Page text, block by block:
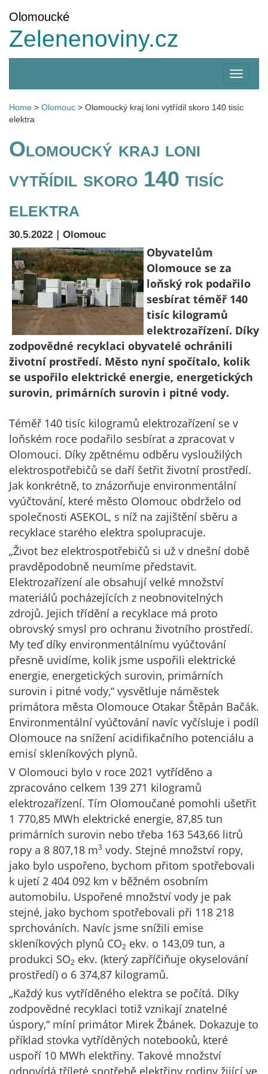
Olomoucké
Zelenenoviny.cz
menu
Home > Olomouc > Olomoucký kraj loni vytřídil skoro 140 tisíc
elektra
Olomoucký kraj loni
vytřídil skoro 140 tisíc
elektra
30.5.2022 | Olomouc
Obyvatelům
Olomouce se za
loňský rok podařilo
sesbírat téměř 140
tisíc kilogramů
elektrozařízení. Díky
zodpovědné recyklaci obyvatelé ochránili
životní prostředí. Město nyní spočítalo, kolik
se uspořilo elektrické energie, energetických
surovin, primárních surovin i pitné vody.
Téměř 140 tisíc kilogramů elektrozařízení se v
loňském roce podařilo sesbírat a zpracovat v
Olomouci. Díky zpětnému odběru vysloužilých
elektrospotřebičů se daří šetřit životní prostředí.
Jak konkrétně, to znázorňuje environmentální
vyúčtování, které město Olomouc obdrželo od
společnosti ASEKOL, s níž na zajištění sběru a
recyklace starého elektra spolupracuje.
„Život bez elektrospotřebičů si už v dnešní době
pravděpodobně neumíme představit.
Elektrozařízení ale obsahují velké množství
materiálů pocházejících z neobnovitelných
zdrojů. Jejich třídění a recyklace má proto
obrovský smysl pro ochranu životního prostředí.
My teď díky environmentálnímu vyúčtování
přesně uvidíme, kolik jsme uspořili elektrické
energie, energetických surovin, primárních
surovin i pitné vody,“ vysvětluje náměstek
primátora města Olomouce Otakar Štěpán Bačák.
Environmentální vyúčtování navíc vyčísluje i podíl
Olomouce na snížení acidifikačního potenciálu a
emisí skleníkových plynů.
V Olomouci bylo v roce 2021 vytříděno a
zpracováno celkem 139 271 kilogramů
elektrozařízení. Tím Olomoučané pomohli ušetřit
1 770,85 MWh elektrické energie, 87,85 tun
primárních surovin nebo třeba 163 543,66 litrů
ropy a 8 807,18 m3 vody. Stejné množství ropy,
jako bylo uspořeno, bychom přitom spotřebovali
k ujetí 2 404 092 km v běžném osobním
automobilu. Uspořené množství vody je pak
stejné, jako bychom spotřebovali při 118 218
sprchováních. Navíc jsme snížili emise
skleníkových plynů CO2 ekv. o 143,09 tun, a
produkci SO2 ekv. (který zapříčiňuje okyselování
prostředí) o 6 374,87 kilogramů.
„Každý kus vytříděného elektra se počítá. Díky
zodpovědné recyklaci totiž vznikají znatelné
úspory,“ míní primátor Mirek Žbánek. Dokazuje to
příklad stovka vytříděných notebooků, které
uspoří 10 MWh elektřiny. Takové množství
odpovídá tříleté spotřebě elektřiny rodiny žijící ve